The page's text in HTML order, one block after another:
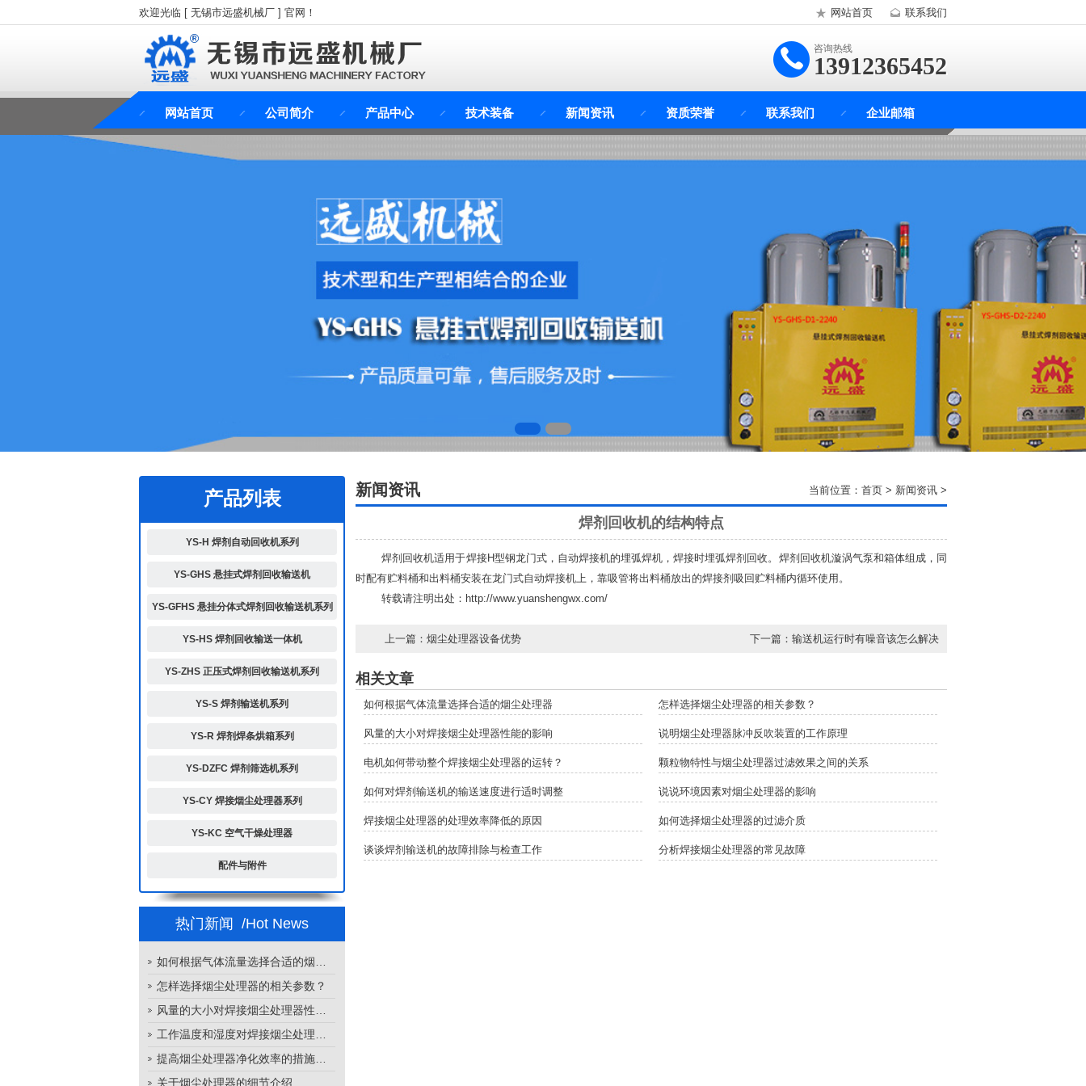
欢迎光临 [ 无锡市远盛机械厂 ] 官网！ 网站首页 联系我们
咨询热线
13912365452
网站首页 公司简介 产品中心 技术装备 新闻资讯 资质荣誉 联系我们 企业邮箱
产品列表
YS-H 焊剂自动回收机系列
YS-GHS 悬挂式焊剂回收输送机
YS-GFHS 悬挂分体式焊剂回收输送机系列
YS-HS 焊剂回收输送一体机
YS-ZHS 正压式焊剂回收输送机系列
YS-S 焊剂输送机系列
YS-R 焊剂焊条烘箱系列
YS-DZFC 焊剂筛选机系列
YS-CY 焊接烟尘处理器系列
YS-KC 空气干燥处理器
配件与附件
热门新闻 /Hot News
怎样选择烟尘处理器的相关参数？
关于烟尘处理器的细节介绍
新闻资讯 当前位置： 首页 > 新闻资讯 >
焊剂回收机的结构特点
焊剂回收机适用于焊接H型钢龙门式，自动焊接机的埋弧焊机，焊接时埋弧焊剂回收。焊剂回收机漩涡气泵和箱体组成，同
时配有贮料桶和出料桶安装在龙门式自动焊接机上，靠吸管将出料桶放出的焊接剂吸回贮料桶内循环使用。
转载请注明出处： http://www.yuanshengwx.com/
上一篇： 烟尘处理器设备优势 下一篇： 输送机运行时有噪音该怎么解决
相关文章
如何根据气体流量选择合适的烟尘处理器 怎样选择烟尘处理器的相关参数？
风量的大小对焊接烟尘处理器性能的影响 说明烟尘处理器脉冲反吹装置的工作原理
电机如何带动整个焊接烟尘处理器的运转？ 颗粒物特性与烟尘处理器过滤效果之间的关系
如何对焊剂输送机的输送速度进行适时调整 说说环境因素对烟尘处理器的影响
焊接烟尘处理器的处理效率降低的原因 如何选择烟尘处理器的过滤介质
谈谈焊剂输送机的故障排除与检查工作 分析焊接烟尘处理器的常见故障